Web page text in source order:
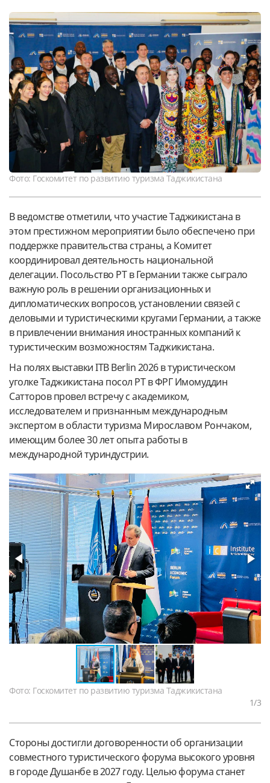
Фото: Госкомитет по развитию туризма Таджикистана
В ведомстве отметили, что участие Таджикистана в
этом престижном мероприятии было обеспечено при
поддержке правительства страны, а Комитет
координировал деятельность национальной
делегации. Посольство РТ в Германии также сыграло
важную роль в решении организационных и
дипломатических вопросов, установлении связей с
деловыми и туристическими кругами Германии, а также
в привлечении внимания иностранных компаний к
туристическим возможностям Таджикистана.
На полях выставки ITB Berlin 2026 в туристическом
уголке Таджикистана посол РТ в ФРГ Имомуддин
Сатторов провел встречу с академиком,
исследователем и признанным международным
экспертом в области туризма Мирославом Рончаком,
имеющим более 30 лет опыта работы в
международной туриндустрии.
Фото: Госкомитет по развитию туризма Таджикистана
1/3
Стороны достигли договоренности об организации
совместного туристического форума высокого уровня
в городе Душанбе в 2027 году. Целью форума станет